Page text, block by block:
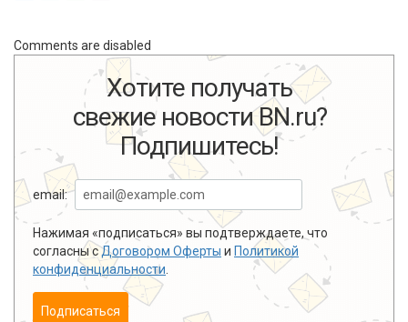
Comments are disabled
Хотите получать
свежие новости BN.ru?
Подпишитесь!
email:
Нажимая «подписаться» вы подтверждаете, что
согласны сДоговором Оферты и Политикой
конфиденциальности
Подписаться